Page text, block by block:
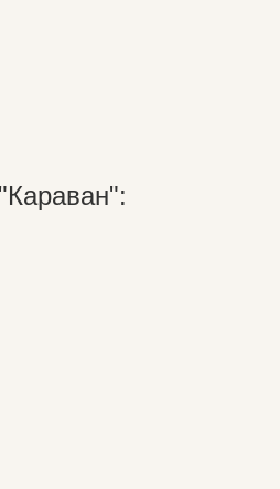
для взрослых и